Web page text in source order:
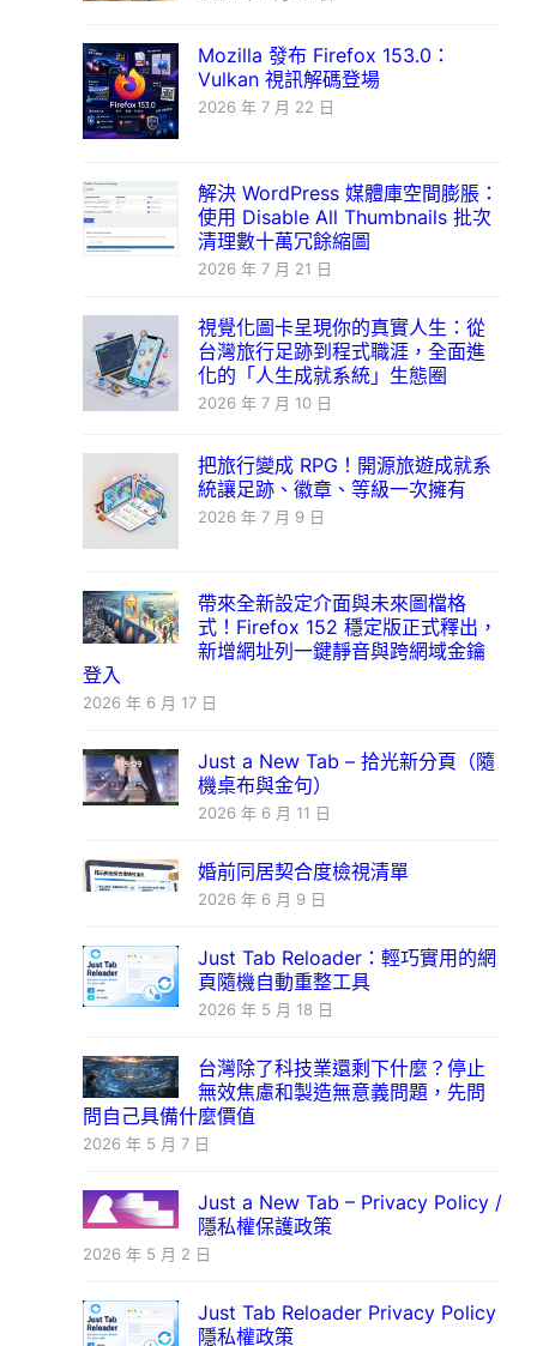
Mozilla 發布 Firefox 153.0：
Vulkan 視訊解碼登場
2026 年 7 月 22 日
解決 WordPress 媒體庫空間膨脹：
使用 Disable All Thumbnails 批次
清理數十萬冗餘縮圖
2026 年 7 月 21 日
視覺化圖卡呈現你的真實人生：從
台灣旅行足跡到程式職涯，全面進
化的「人生成就系統」生態圈
2026 年 7 月 10 日
把旅行變成 RPG！開源旅遊成就系
統讓足跡、徽章、等級一次擁有
2026 年 7 月 9 日
帶來全新設定介面與未來圖檔格
式！Firefox 152 穩定版正式釋出，
新增網址列一鍵靜音與跨網域金鑰
登入
2026 年 6 月 17 日
Just a New Tab – 拾光新分頁（隨
機桌布與金句）
2026 年 6 月 11 日
婚前同居契合度檢視清單
2026 年 6 月 9 日
Just Tab Reloader：輕巧實用的網
頁隨機自動重整工具
2026 年 5 月 18 日
台灣除了科技業還剩下什麼？停止
無效焦慮和製造無意義問題，先問
問自己具備什麼價值
2026 年 5 月 7 日
Just a New Tab – Privacy Policy /
隱私權保護政策
2026 年 5 月 2 日
Just Tab Reloader Privacy Policy
隱私權政策